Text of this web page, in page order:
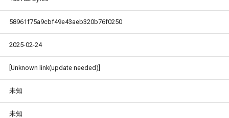
58961f75a9cbf49e43aeb320b76f0250
2025-02-24
[Unknown link(update needed)]
未知
未知